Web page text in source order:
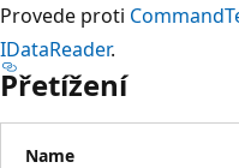
Provede proti
IDataReader.
Přetížení
Name